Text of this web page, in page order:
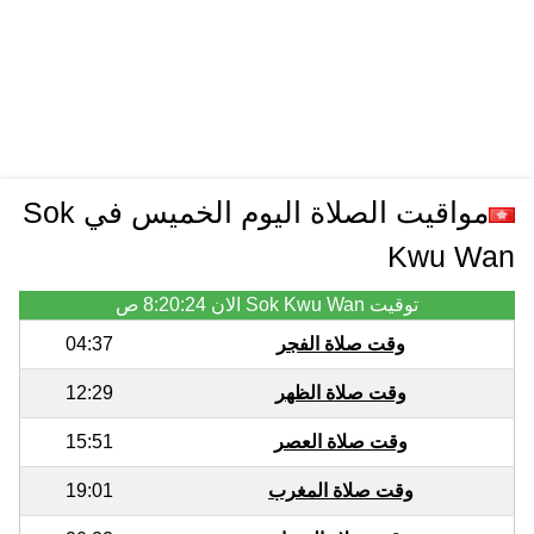
مواقيت الصلاة اليوم الخميس في Sok
Kwu Wan
توقيت Sok Kwu Wan الان
8:20:24 ص
وقت صلاة الفجر
04:37
وقت صلاة الظهر 12:29
وقت صلاة العصر 15:51
وقت صلاة المغرب 19:01